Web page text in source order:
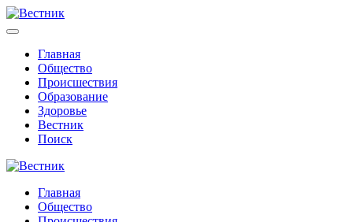
Главная
Общество
Происшествия
Образование
Здоровье
Вестник
Поиск
Главная
Общество